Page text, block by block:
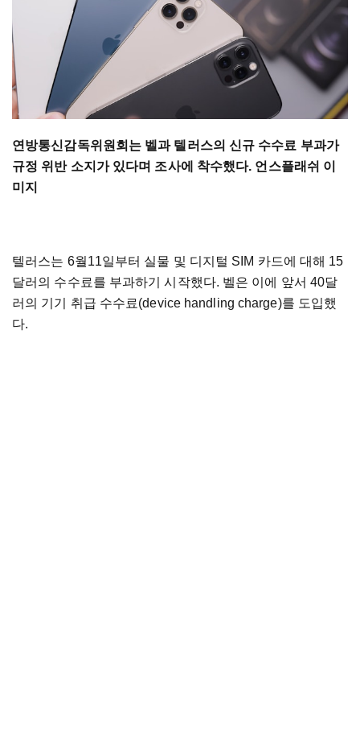
연방통신감독위원회는 벨과 텔러스의 신규 수수료 부과가
규정 위반 소지가 있다며 조사에 착수했다. 언스플래쉬 이
미지
텔러스는 6월11일부터 실물 및 디지털 SIM 카드에 대해 15
달러의 수수료를 부과하기 시작했다. 벨은 이에 앞서 40달
러의 기기 취급 수수료(device handling charge)를 도입했
다.